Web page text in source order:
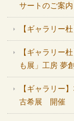
サートのご案内
【ギャラリー
【ギャラリー
も展」工房 夢
【ギャラリー
古希展 開催